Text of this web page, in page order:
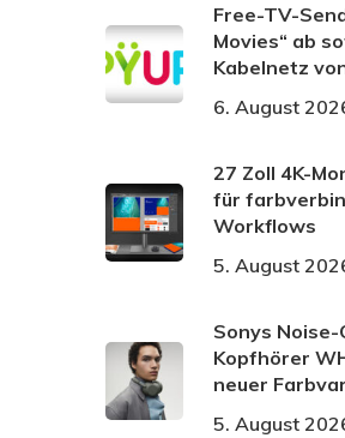
Free-TV-
Movies“ ab
Kabelnetz
6. August
27 Zoll 4K-
für
Workflows
5. August
Sonys Noise-
Kopfhörer
neuer
5. August